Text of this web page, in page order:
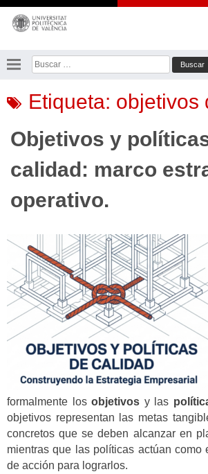
Saltar
contenido
Buscar:
Etiqueta: objetivos
Objetivos y
calidad: marco
operativo.
formalmente los objetivos y las
objetivos representan las metas
concretos que se deben alcanzar en
mientras que las políticas actúan como
de acción para lograrlos.